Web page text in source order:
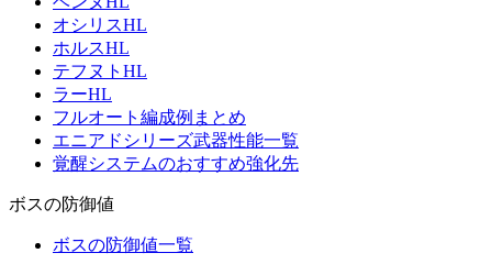
オシリスHL
ホルスHL
テフヌトHL
ラーHL
フルオート編成例まとめ
エニアドシリーズ武器性能一覧
覚醒システムのおすすめ強化先
ボスの防御値
ボスの防御値一覧